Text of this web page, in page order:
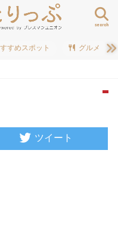
search
すめスポット グルメ
ツイート